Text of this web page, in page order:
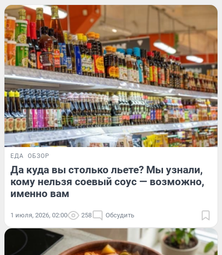
ЕДА ОБЗОР
Да куда вы столько льете? Мы узнали,
кому нельзя соевый соус — возможно,
именно вам
1 июля, 2026, 02:00 258 Обсудить